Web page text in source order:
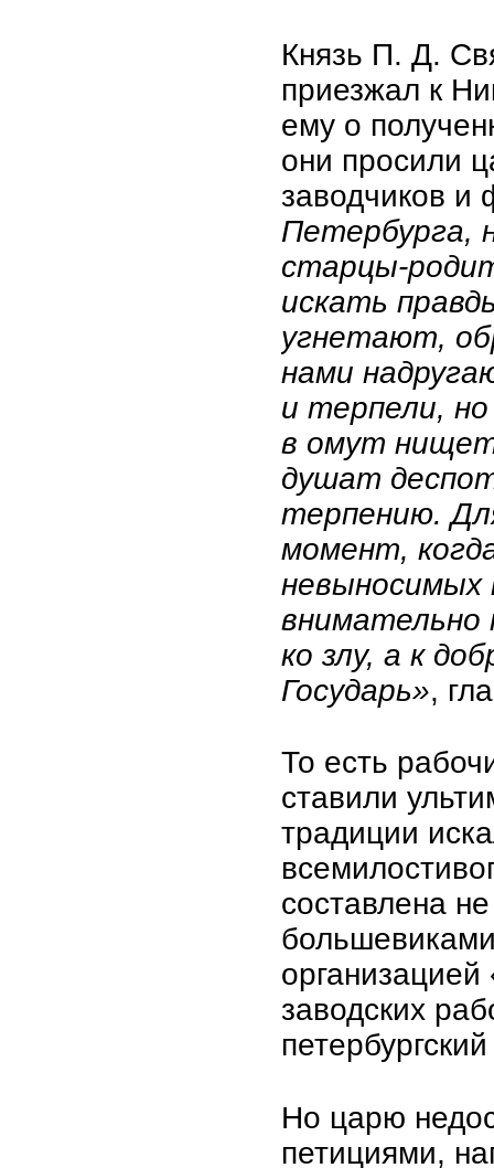
Князь П. Д.
приезжал к
ему о
они просили
заводчиков и
Петербурга,
старцы-
искать
угнетают,
нами
и терпели,
в омут
душат
терпению.
момент,
невыносимых
внимательно
ко злу, а к
Государь»,
То есть
ставили
традиции
составлена
заводских
Но царю
петициями,